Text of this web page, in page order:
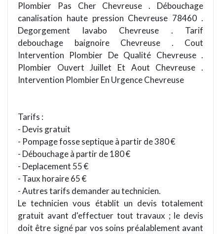
Plombier Pas Cher Chevreuse . Débouchage
canalisation haute pression Chevreuse 78460 .
Degorgement lavabo Chevreuse . Tarif
debouchage baignoire Chevreuse . Cout
Intervention Plombier De Qualité Chevreuse .
Plombier Ouvert Juillet Et Aout Chevreuse .
Intervention Plombier En Urgence Chevreuse
Tarifs :
- Devis gratuit
- Pompage fosse septique à partir de 380 €
- Débouchage à partir de 180 €
- Deplacement 55 €
- Taux horaire 65 €
- Autres tarifs demander au technicien.
Le technicien vous établit un devis totalement
gratuit avant d'effectuer tout travaux ; le devis
doit être signé par vos soins préalablement avant